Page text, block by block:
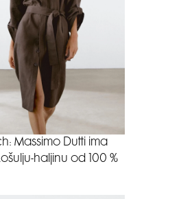
Massimo Dutti ima
haljinu od 100 %